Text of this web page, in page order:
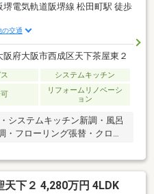
堺電気軌道阪堺線 松田町駅 徒歩
の交通
阪府大阪市西成区天下茶屋東２
システムキッチン
リフォームリノベーシ
ョン
システムキッチン新調・風呂
フローリング張替・クロス
下２ 4,280万円 4LDK